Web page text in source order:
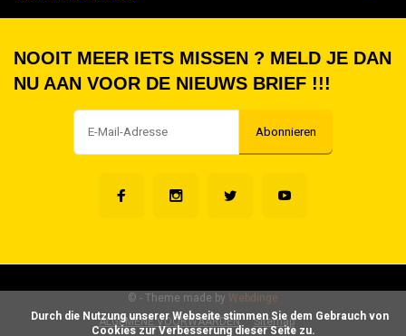
NOOIT MEER IETS MISSEN ? MELD JE DAN
NU AAN VOOR DE NIEUWS BRIEF !!!
Abonnieren
ALGEMENE VOORWAARDEN Sitemap
© - Theme made by Webdinge
Cookies zur Verbesserung dieser Seite zu.